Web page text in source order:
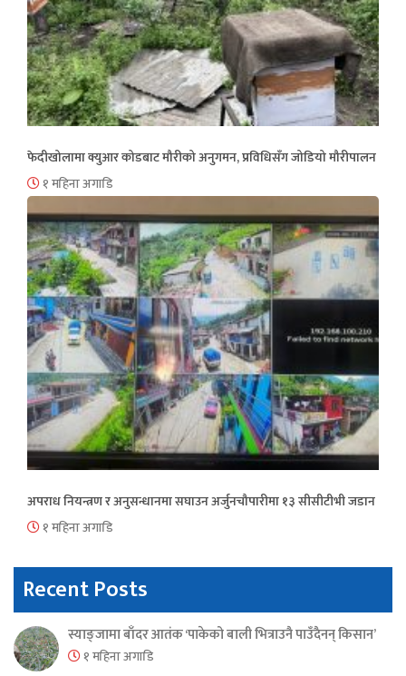
फेदीखोलामा क्युआर कोडबाट मौरीको अनुगमन, प्रविधिसँग जोडियो मौरीपालन
१ महिना अगाडि
अपराध नियन्त्रण र अनुसन्धानमा सघाउन अर्जुनचौपारीमा १३ सीसीटीभी जडान
१ महिना अगाडि
Recent Posts
स्याङ्जामा बाँदर आतंक ‘पाकेको बाली भित्राउनै पाउँदैनन् किसान’
१ महिना अगाडि